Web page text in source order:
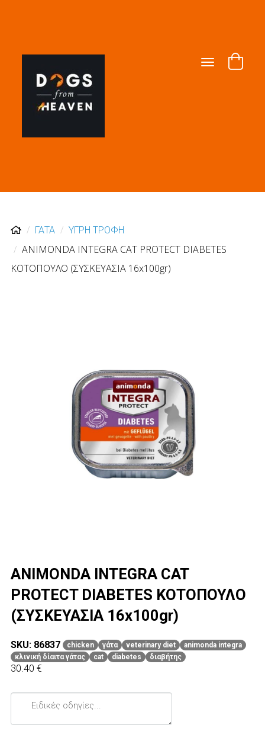
Toggle
navigation
ΓΑΤΑ ΥΓΡΗ ΤΡΟΦΗ
ANIMONDA INTEGRA CAT PROTECT DIABETES
ΚΟΤΟΠΟΥΛΟ (ΣΥΣΚΕΥΑΣΙΑ 16x100gr)
ANIMONDA INTEGRA CAT
PROTECT DIABETES ΚΟΤΟΠΟΥΛΟ
(ΣΥΣΚΕΥΑΣΙΑ 16x100gr)
SKU: 86837 chicken γάτα veterinary diet
animonda integra
κλινική δίαιτα γάτας
cat diabetes διαβήτης
30.40 €
Ειδικές
οδηγίες...